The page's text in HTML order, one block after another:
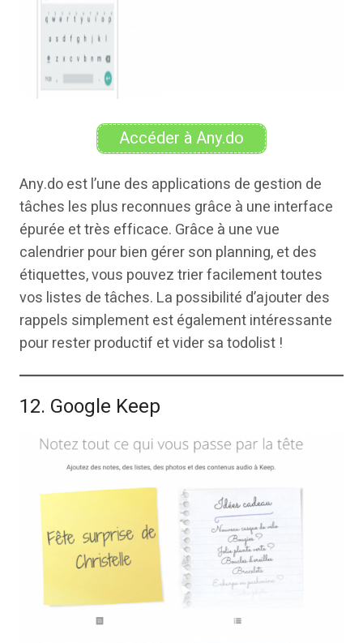
Accéder à Any.do
Any.do est l’une des applications de gestion de
tâches les plus reconnues grâce à une interface
épurée et très efficace. Grâce à une vue
calendrier pour bien gérer son planning, et des
étiquettes, vous pouvez trier facilement toutes
vos listes de tâches. La possibilité d’ajouter des
rappels simplement est également intéressante
pour rester productif et vider sa todolist !
12. Google Keep